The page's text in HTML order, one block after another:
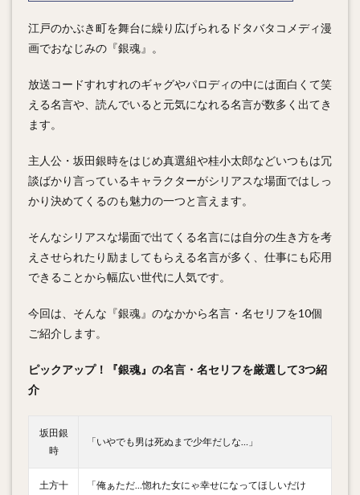
江戸のかぶき町を舞台に繰り広げられるドタバタコメディ漫
画でおなじみの『銀魂』。
放送コードすれすれのギャグやパロディの中には面白くて笑
える名言や、読んでいると元気になれる名言が数多く出てき
ます。
主人公・坂田銀時をはじめ真選組や桂小太郎などいつもは冗
談ばかり言っているキャラクターがシリアスな場面ではしっ
かり決めてくるのも魅力の一つと言えます。
そんなシリアスな場面で出てくる名言には自分の生き方を考
えさせられたり励ましてもらえる名言が多く、仕事にも応用
できることから幅広い世代に人気です。
今回は、そんな『銀魂』のなかから名言・名セリフを10個
ご紹介します。
ピックアップ！『銀魂』の名言・名セリフを厳選して3つ紹
介
坂田銀
時
「いやでも男は死ぬまで少年だしな…」
土方十
「俺ぁただ…惚れた女にゃ幸せになってほしいだけ